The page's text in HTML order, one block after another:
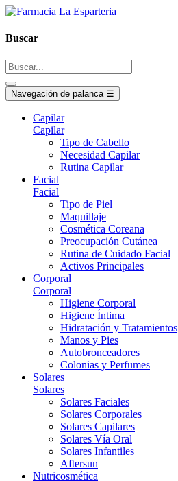
Buscar
Navegación de palanca ☰
Capilar
Capilar
Tipo de Cabello
Necesidad Capilar
Rutina Capilar
Facial
Facial
Tipo de Piel
Maquillaje
Cosmética Coreana
Preocupación Cutánea
Rutina de Cuidado Facial
Activos Principales
Corporal
Corporal
Higiene Corporal
Higiene Íntima
Hidratación y Tratamientos
Manos y Pies
Autobronceadores
Colonias y Perfumes
Solares
Solares
Solares Faciales
Solares Corporales
Solares Capilares
Solares Vía Oral
Solares Infantiles
Aftersun
Nutricosmética